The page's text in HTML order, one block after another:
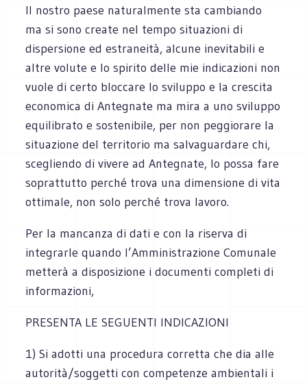
Il nostro paese naturalmente sta cambiando
ma si sono create nel tempo situazioni di
dispersione ed estraneità, alcune inevitabili e
altre volute e lo spirito delle mie indicazioni non
vuole di certo bloccare lo sviluppo e la crescita
economica di Antegnate ma mira a uno sviluppo
equilibrato e sostenibile, per non peggiorare la
situazione del territorio ma salvaguardare chi,
scegliendo di vivere ad Antegnate, lo possa fare
soprattutto perché trova una dimensione di vita
ottimale, non solo perché trova lavoro.
Per la mancanza di dati e con la riserva di
integrarle quando l’Amministrazione Comunale
metterà a disposizione i documenti completi di
informazioni,
PRESENTA LE SEGUENTI INDICAZIONI
1) Si adotti una procedura corretta che dia alle
autorità/soggetti con competenze ambientali i